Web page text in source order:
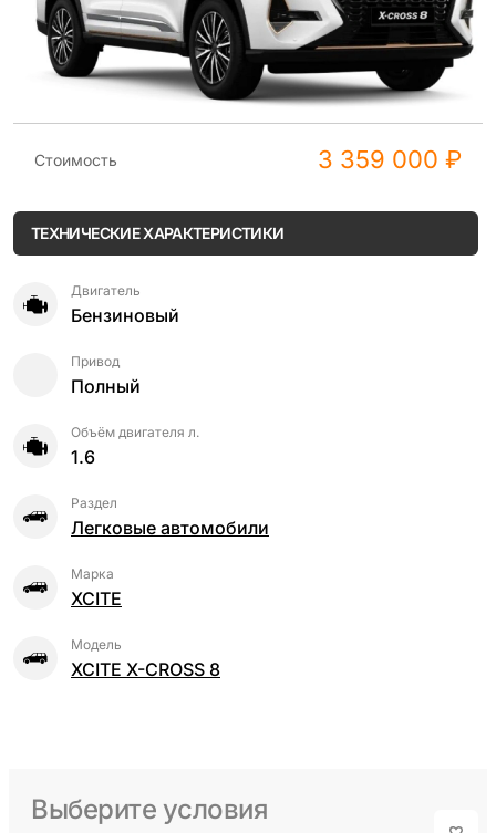
Стоимость 3 359 000 ₽
ТЕХНИЧЕСКИЕ ХАРАКТЕРИСТИКИ
Двигатель
Бензиновый
Привод
Полный
Объём двигателя л.
1.6
Раздел
Легковые автомобили
Марка
XCITE
Модель
XCITE X-CROSS 8
Выберите условия